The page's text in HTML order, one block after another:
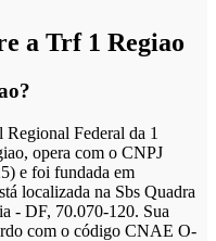
a Trf 1 Regiao
Federal da 1
opera com o CNPJ
e foi fundada em
localizada na Sbs Quadra
- DF, 70.070-120. Sua
com o código CNAE O-